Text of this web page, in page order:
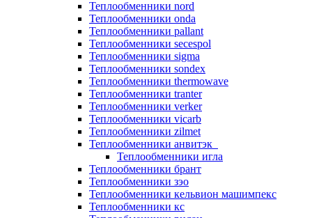
Теплообменники nord
Теплообменники onda
Теплообменники pallant
Теплообменники secespol
Теплообменники sigma
Теплообменники sondex
Теплообменники thermowave
Теплообменники tranter
Теплообменники verker
Теплообменники vicarb
Теплообменники zilmet
Теплообменники анвитэк
Теплообменники игла
Теплообменники брант
Теплообменники зэо
Теплообменники кельвион машимпекс
Теплообменники кс